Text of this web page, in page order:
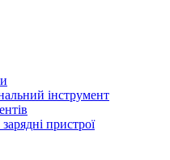
інструмент
пристрої